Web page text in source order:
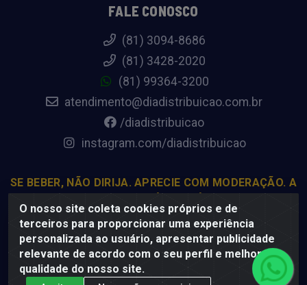
O nosso site coleta cookies próprios e de
terceiros para proporcionar uma experiência
personalizada ao usuário, apresentar publicidade
relevante de acordo com o seu perfil e melhorar a
qualidade do nosso site.
FALE CONOSCO
(81) 3094-8686
(81) 3428-2020
(81) 99364-3200
atendimento@diadistribuicao.com.br
/diadistribuicao
instagram.com/diadistribuicao
SE BEBER, NÃO DIRIJA. APRECIE COM MODERAÇÃO. A
MENORES DE 18 ANOS.
Dia Distribuição - Rodovia BR-232, 22.5 - Pedreiras, Moreno -
PE, 54800-000 - CNPJ 69.944.973/0001-85